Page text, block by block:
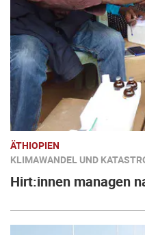
ÄTHIOPIEN
KLIMAWANDEL UND
Hirt:innen managen